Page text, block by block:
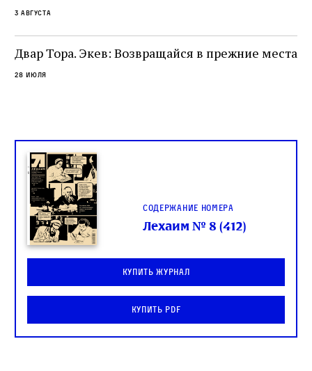
3 августа
Двар Тора. Экев: Возвращайся в прежние места
28 июля
Содержание номера
Лехаим № 8 (412)
Купить журнал
Купить PDF